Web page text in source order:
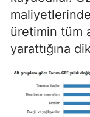
üretimin tüm
yarattığına